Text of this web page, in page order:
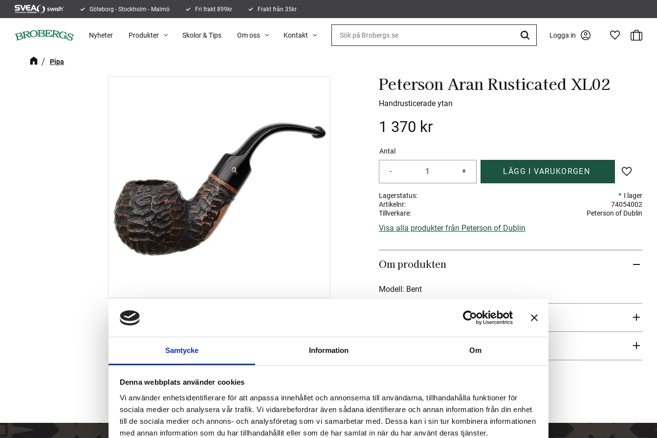
Samtycke Information Om
Denna webbplats använder cookies
Vi använder enhetsidentifierare för att anpassa innehållet och annonserna till användarna, tillhandahålla funktioner för
sociala medier och analysera vår trafik. Vi vidarebefordrar även sådana identifierare och annan information från din enhet
till de sociala medier och annons- och analysföretag som vi samarbetar med. Dessa kan i sin tur kombinera informationen
med annan information som du har tillhandahållit eller som de har samlat in när du har använt deras tjänster.
Göteborg - Stockholm - Malmö Fri frakt 899kr Frakt från 35kr
Logga in Favoriter
Nyheter Produkter Skolor & Tips Om oss Kontakt
Pipa
Peterson Aran Rusticated XL02
Handrusticerade ytan
1 370 kr
Antal
+
-
Lägg till
Lagerstatus
I lager
Artikelnr
74054002
Tillverkare
Peterson of Dublin
Visa alla produkter från Peterson of Dublin
Om produkten
Modell: Bent